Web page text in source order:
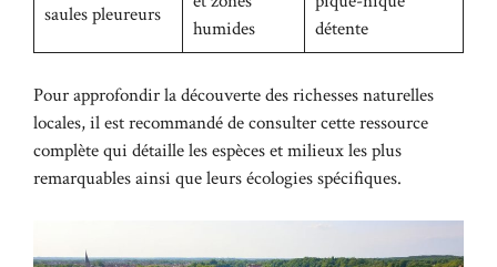
saules pleureurs
humides
détente
Pour approfondir la découverte des richesses naturelles
locales, il est recommandé de consultercette ressource
complètequi détaille les espèces et milieux les plus
remarquables ainsi que leurs écologies spécifiques.